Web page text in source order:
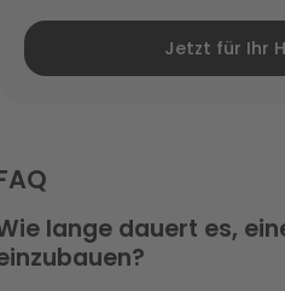
Jetzt für Ihr
lange dauert es,